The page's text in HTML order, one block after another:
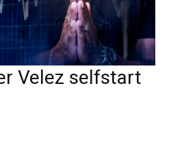
Velez selfstart